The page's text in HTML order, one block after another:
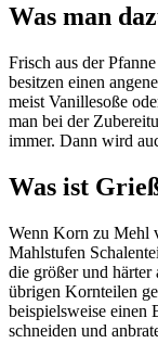
Was man
Frisch aus der
besitzen einen
meist Vanillesoße
man bei der
immer. Dann wird
Was ist
Wenn Korn zu Mehl
Mahlstufen
die größer und
übrigen Kornteilen
beispielsweise einen
schneiden und